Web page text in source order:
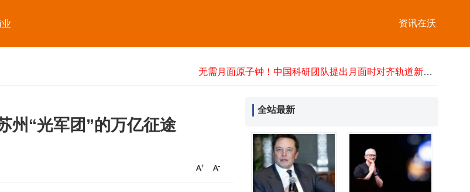
资讯在沃
库克卸任前复盘苹果得失╱小米大模型登顶开源榜╱西山居辟谣╱千问AI接入东航实现全流程订票
无需月面原子钟！中国科研团队提出月面时对齐轨道新方案实现月球标准时间
慧为智能2025年研发投入加码，前沿领域布局成果显著营收利润双增
庆阳“东数西算”新篇：绿电赋能算力跃升 数字引擎驱动未来
库克卸任前复盘苹果得失╱小米大模型登顶开源榜╱西山居辟谣╱千问AI接入东航实现全流程订票
州“光军团”的万亿征途
全站最新